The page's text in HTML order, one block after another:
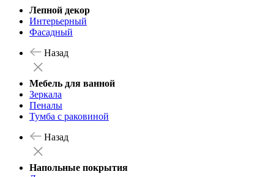
Лепной декор
Интерьерный
Фасадный
Назад
Мебель для ванной
Зеркала
Пеналы
Тумба с раковиной
Назад
Напольные покрытия